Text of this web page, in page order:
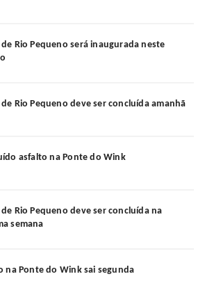
Rio Pequeno será inaugurada neste
Rio Pequeno deve ser concluída amanhã
asfalto na Ponte do Wink
Rio Pequeno deve ser concluída na
semana
na Ponte do Wink sai segunda